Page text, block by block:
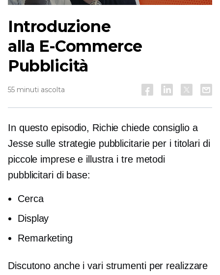
Introduzione
alla E-Commerce
Pubblicità
55 minuti ascolta
In questo episodio, Richie chiede consiglio a
Jesse sulle strategie pubblicitarie per i titolari di
piccole imprese e illustra i tre metodi
pubblicitari di base:
Cerca
Display
Remarketing
Discutono anche i vari strumenti per realizzare